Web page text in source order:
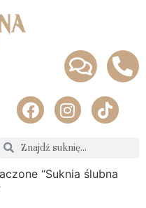
“Suknia ślubna